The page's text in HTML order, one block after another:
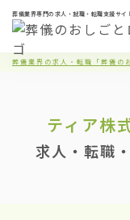
葬儀業界専門の求人・就職・転職支援サイ
葬儀業界の求人・転職「葬儀の
ティア株
求人・転職